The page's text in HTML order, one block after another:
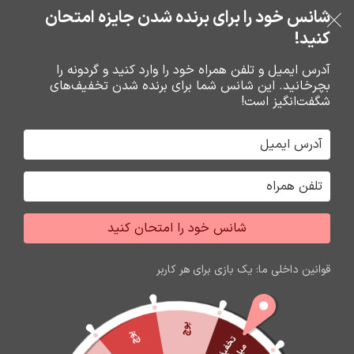
بدون ضامن، بدون سود
عبور به ناوبری
رفتن به محتوای اصلی
0 ریال
محصولات برچسب خورده “هدفون”
جشواره فروش محصولات اپل
برای تغییر این متن بر روی دکمه ویرایش کلیک کنید. لورم
ایپسوم متن ساختگی با تولید سادگی نامفهوم از صنعت چاپ
60
روز
04
ساعت
19
دقیقه
54
ثانیه
فروشگاه نوین تراشه گنجی
پوچ
پوچ
شانس خود را برای برنده شدن جایزه امتحان
کنید!
آدرس ایمیل و تلفن همراه خود را وارد کنید و گردونه را
بچرخانید. این شانس شما برای برنده شدن تخفیف‌های
شگفت‌انگیز است!
شانس خود را امتحان کنید
قوانین داخلی ما: یک بازی برای هر کاربر